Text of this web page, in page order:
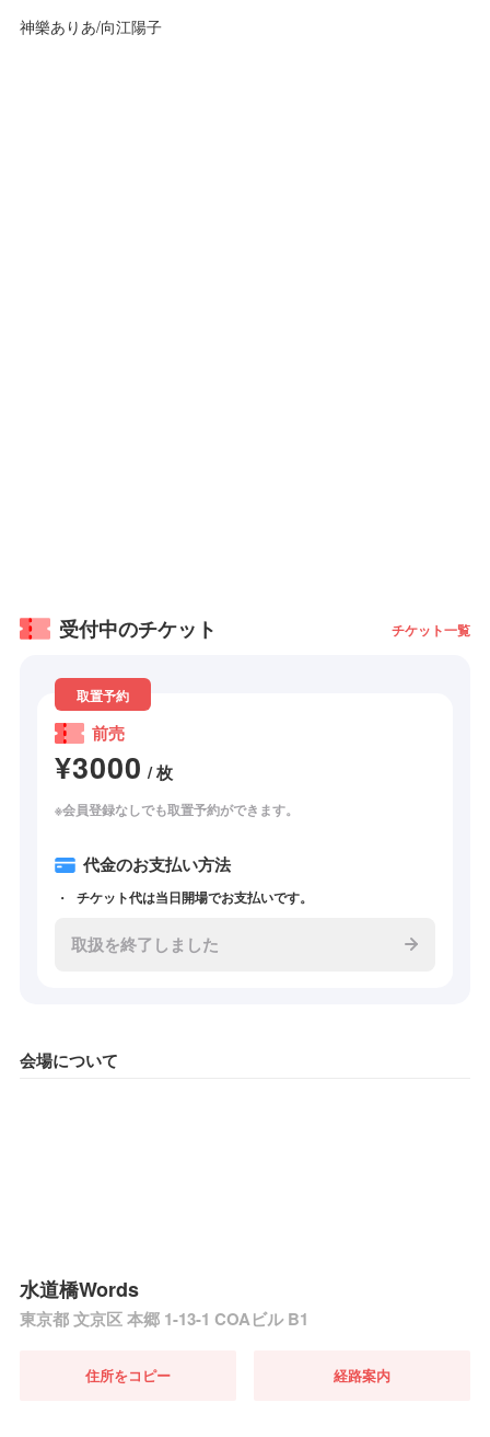
神樂ありあ/向江陽子
受付中のチケット チケット一覧
取置予約
前売
¥3000 / 枚
※会員登録なしでも取置予約ができます。
代金のお支払い方法
チケット代は当日開場でお支払いです。
取扱を終了しました
会場について
水道橋Words
東京都 文京区 本郷 1-13-1 COAビル B1
住所をコピー 経路案内